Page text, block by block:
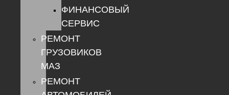
ФИНАНСОВЫЙ
СЕРВИС
РЕМОНТ
ГРУЗОВИКОВ
МАЗ
РЕМОНТ